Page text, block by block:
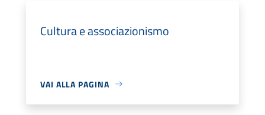
Cultura e associazionismo
VAI ALLA PAGINA